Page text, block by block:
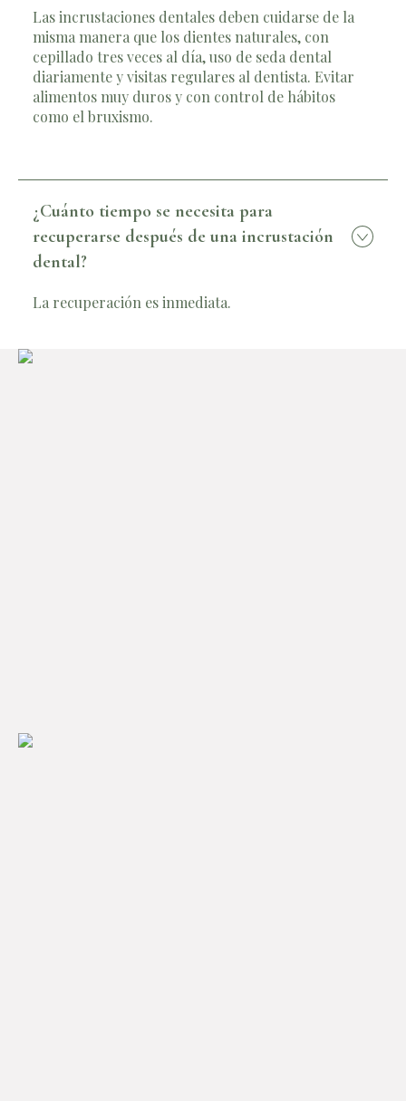
Las incrustaciones dentales deben cuidarse de la
misma manera que los dientes naturales, con
cepillado tres veces al día, uso de seda dental
diariamente y visitas regulares al dentista. Evitar
alimentos muy duros y con control de hábitos
como el bruxismo.
¿Cuánto tiempo se necesita para
recuperarse después de una incrustación
dental?
La recuperación es inmediata.